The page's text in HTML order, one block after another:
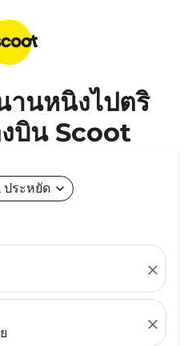
านหนิงไปตริ
บิน Scoot
ประหยัด expand_more
close
close